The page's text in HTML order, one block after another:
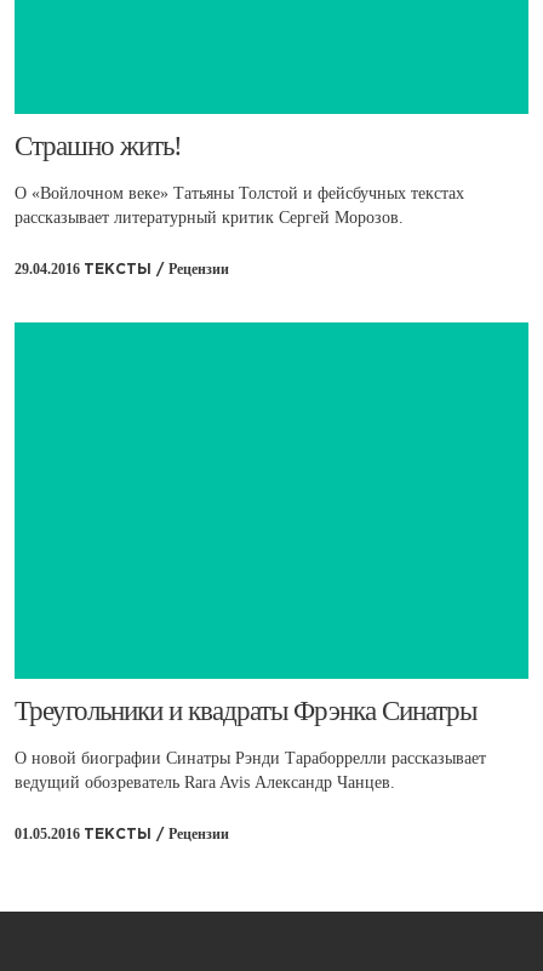
​Страшно жить!
О «Войлочном веке» Татьяны Толстой и фейсбучных текстах
рассказывает литературный критик Сергей Морозов.
29.04.2016 ТЕКСТЫ / Рецензии
​Треугольники и квадраты Фрэнка Синатры
О новой биографии Синатры Рэнди Тараборрелли рассказывает
ведущий обозреватель Rara Avis Александр Чанцев.
01.05.2016 ТЕКСТЫ / Рецензии